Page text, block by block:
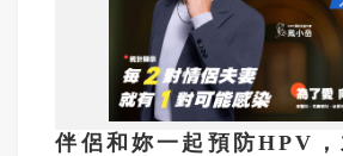
伴侶和妳一起預防HPV